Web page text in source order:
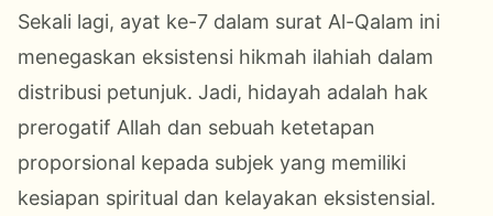
Sekali lagi, ayat ke-7 dalam surat Al-Qalam ini
menegaskan eksistensi hikmah ilahiah dalam
distribusi petunjuk. Jadi, hidayah adalah hak
prerogatif Allah dan sebuah ketetapan
proporsional kepada subjek yang memiliki
kesiapan spiritual dan kelayakan eksistensial.